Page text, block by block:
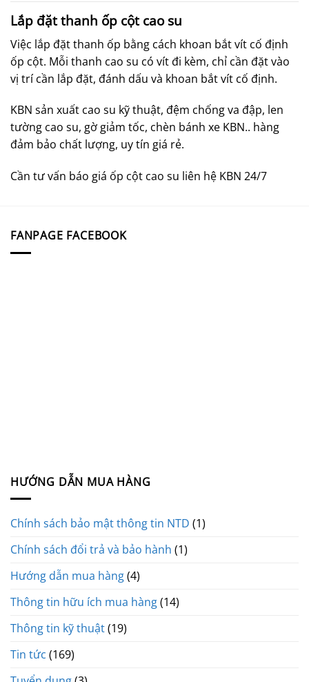
Lắp đặt thanh ốp cột cao su
Việc lắp đặt thanh ốp bằng cách khoan bắt vít cố định
ốp cột. Mỗi thanh cao su có vít đi kèm, chỉ cần đặt vào
vị trí cần lắp đặt, đánh dấu và khoan bắt vít cố định.
KBN sản xuất cao su kỹ thuật, đệm chống va đập, len
tường cao su, gờ giảm tốc, chèn bánh xe KBN.. hàng
đảm bảo chất lượng, uy tín giá rẻ.
Cần tư vấn báo giá ốp cột cao su liên hệ KBN 24/7
FANPAGE FACEBOOK
HƯỚNG DẪN MUA HÀNG
Chính sách bảo mật thông tin NTD (1)
Chính sách đổi trả và bảo hành (1)
Hướng dẫn mua hàng(4)
Thông tin hữu ích mua hàng(14)
Thông tin kỹ thuật(19)
Tin tức (169)